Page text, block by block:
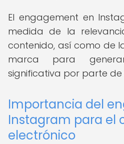
El engagement en
medida de la
contenido, así como de
marca para
significativa por parte de
Importancia del
Instagram para el
electrónico